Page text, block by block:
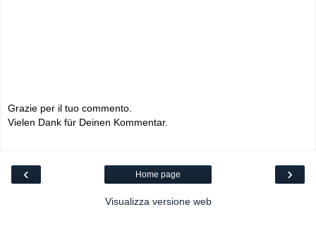
Grazie per il tuo commento.
Vielen Dank für Deinen Kommentar.
‹ ›
Home page
Visualizza versione web